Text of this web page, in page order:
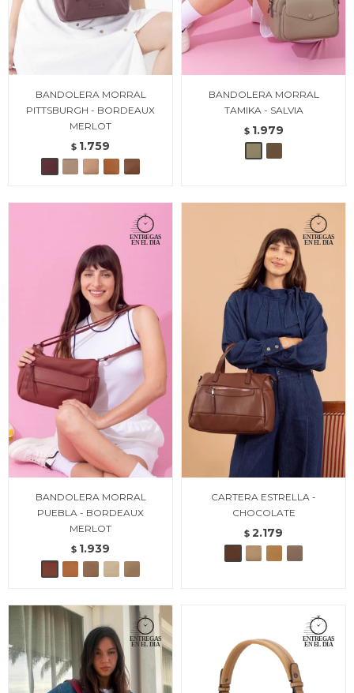
BANDOLERA MORRAL
PITTSBURGH - BORDEAUX
MERLOT
$ 1.759
BANDOLERA MORRAL
TAMIKA - SALVIA
$ 1.979
BANDOLERA MORRAL
PUEBLA - BORDEAUX
MERLOT
$ 1.939
CARTERA ESTRELLA -
CHOCOLATE
$ 2.179